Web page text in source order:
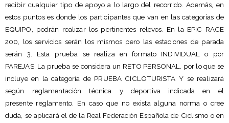
recibir cualquier tipo de apoyo a lo largo del recorrido. Además, en
estos puntos es donde los participantes que van en las categorías de
EQUIPO, podrán realizar los pertinentes relevos. En la EPIC RACE
200, los servicios serán los mismos pero las estaciones de parada
serán 3. Esta prueba se realiza en formato INDIVIDUAL o por
PAREJAS. La prueba se considera un RETO PERSONAL, por lo que se
incluye en la categoría de PRUEBA CICLOTURISTA Y se realizará
según reglamentación técnica y deportiva indicada en el
presente reglamento. En caso que no exista alguna norma o cree
duda, se aplicará el de la Real Federación Española de Ciclismo o en